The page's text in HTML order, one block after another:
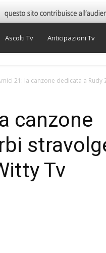
Ascolti Tv Anticipazioni Tv
21: la canzone dedicata a
canzone
Tv